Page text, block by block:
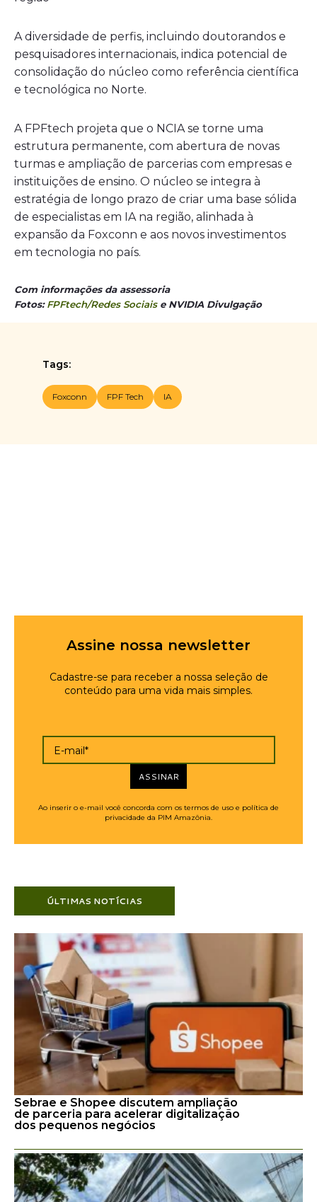
A diversidade de perfis, incluindo doutorandos e
pesquisadores internacionais, indica potencial de
consolidação do núcleo como referência científica
e tecnológica no Norte.
A FPFtech projeta que o NCIA se torne uma
estrutura permanente, com abertura de novas
turmas e ampliação de parcerias com empresas e
instituições de ensino. O núcleo se integra à
estratégia de longo prazo de criar uma base sólida
de especialistas em IA na região, alinhada à
expansão da Foxconn e aos novos investimentos
em tecnologia no país.
Com informações da assessoria
Fotos:FPFtech/Redes Sociaise NVIDIA Divulgação
Tags:
Foxconn FPF Tech IA
Assine nossa newsletter
Cadastre-se para receber a nossa seleção de
conteúdo para uma vida mais simples.
E-mail*
ASSINAR
Ao inserir o e-mail você concorda com os termos de uso e política de
privacidade da PIM Amazônia.
ÚLTIMAS NOTÍCIAS
Sebrae e Shopee discutem ampliação
de parceria para acelerar digitalização
dos pequenos negócios